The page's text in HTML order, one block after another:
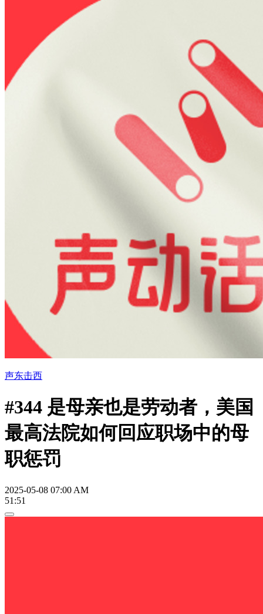
声东击西
#344 是母亲也是劳动者，美国
最高法院如何回应职场中的母
职惩罚
2025-05-08 07:00 AM
51:51